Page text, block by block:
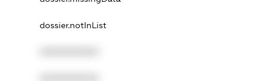
dossier.notInList